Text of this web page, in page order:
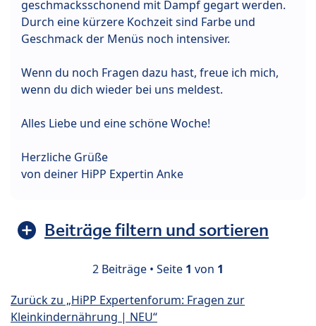
geschmacksschonend mit Dampf gegart werden.
Durch eine kürzere Kochzeit sind Farbe und
Geschmack der Menüs noch intensiver.
Wenn du noch Fragen dazu hast, freue ich mich,
wenn du dich wieder bei uns meldest.
Alles Liebe und eine schöne Woche!
Herzliche Grüße
von deiner HiPP Expertin Anke
Beiträge filtern und sortieren
2 Beiträge • Seite 1 von 1
Zurück zu „HiPP Expertenforum: Fragen zur
Kleinkindernährung | NEU“